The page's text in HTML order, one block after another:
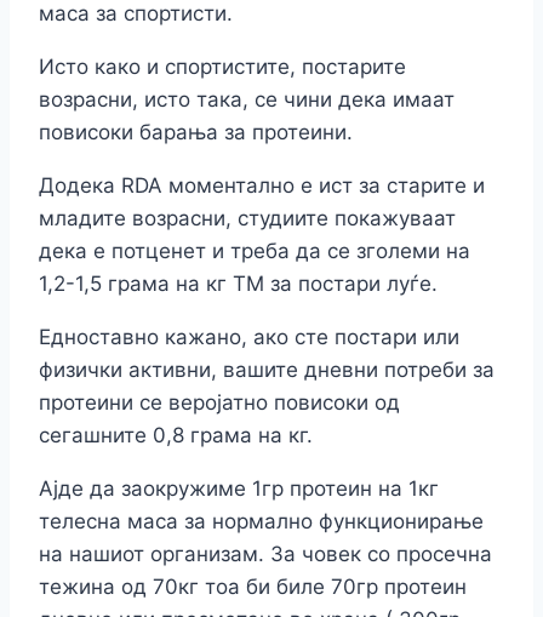
маса за спортисти.
Исто како и спортистите, постарите
возрасни, исто така, се чини дека имаат
повисоки барања за протеини.
Додека RDA моментално е ист за старите и
младите возрасни, студиите покажуваат
дека е потценет и треба да се зголеми на
1,2-1,5 грама на кг ТМ за постари луѓе.
Едноставно кажано, ако сте постари или
физички активни, вашите дневни потреби за
протеини се веројатно повисоки од
сегашните 0,8 грама на кг.
Ајде да заокружиме 1гр протеин на 1кг
телесна маса за нормално функционирање
на нашиот организам. За човек со просечна
тежина од 70кг тоа би биле 70гр протеин